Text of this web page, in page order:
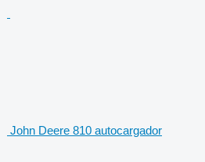
John Deere 810 autocargador